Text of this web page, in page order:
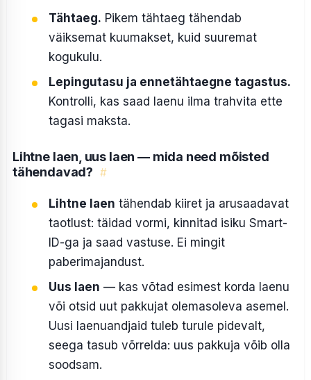
Tähtaeg. Pikem tähtaeg tähendab
väiksemat kuumakset, kuid suuremat
kogukulu.
Lepingutasu ja ennetähtaegne tagastus.
Kontrolli, kas saad laenu ilma trahvita ette
tagasi maksta.
Lihtne laen, uus laen — mida need mõisted
tähendavad? #
Lihtne laen tähendab kiiret ja arusaadavat
taotlust: täidad vormi, kinnitad isiku Smart-
ID-ga ja saad vastuse. Ei mingit
paberimajandust.
Uus laen — kas võtad esimest korda laenu
või otsid uut pakkujat olemasoleva asemel.
Uusi laenuandjaid tuleb turule pidevalt,
seega tasub võrrelda: uus pakkuja võib olla
soodsam.